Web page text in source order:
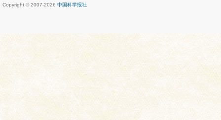
Copyright © 2007-2026 中国科学报社